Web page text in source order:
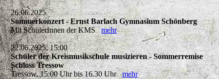
26.06.2025
Sommerkonzert - Ernst Barlach Gymnasium Schönberg
Mit SchülerInnen der KMSmehr
22.06.2025, 15:00
Schüler der Kreismusikschule musizieren - Sommerremise
Schloss Tressow
Tressow, 15:00 Uhr bis 16.30 Uhrmehr